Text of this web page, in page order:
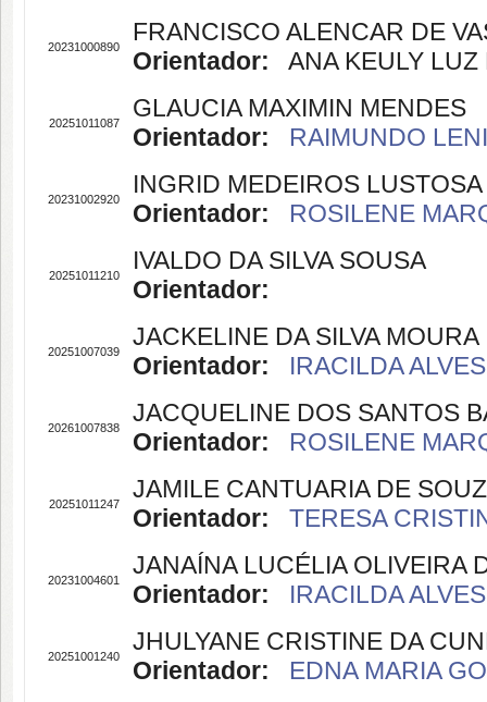
20231000890
FRANCISCO ALENCAR DE
Orientador: ANA KEULY
20251011087
GLAUCIA MAXIMIN MENDES
Orientador:
RAIMUNDO
20231002920
INGRID MEDEIROS
Orientador:
ROSILENE
20251011210
IVALDO DA SILVA SOUSA
Orientador:
20251007039
JACKELINE DA SILVA MOURA
Orientador:
IRACILDA
20261007838
JACQUELINE DOS SANTOS
Orientador:
ROSILENE
20251011247
JAMILE CANTUARIA DE
Orientador:
TERESA
20231004601
JANAÍNA LUCÉLIA OLIVEIRA
Orientador:
IRACILDA
20251001240
JHULYANE CRISTINE DA
Orientador:
EDNA MARIA